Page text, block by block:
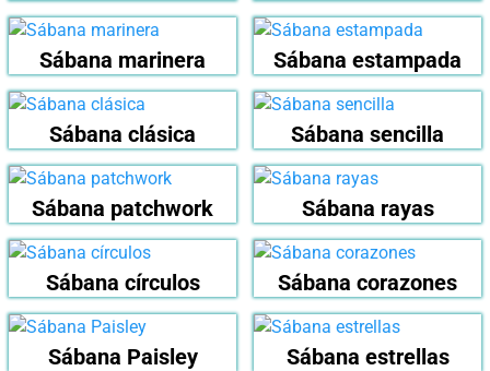
Sábana marinera Sábana estampada
Sábana clásica Sábana sencilla
Sábana patchwork Sábana rayas
Sábana círculos Sábana corazones
Sábana Paisley Sábana estrellas